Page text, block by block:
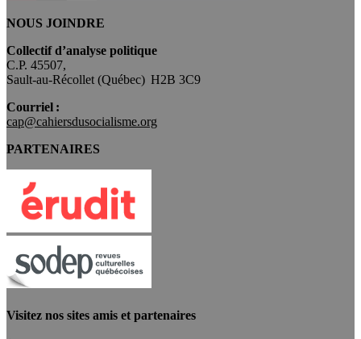
NOUS JOINDRE
Collectif d’analyse politique
C.P. 45507,
Sault-au-Récollet (Québec) H2B 3C9
Courriel :
cap@cahiersdusocialisme.org
PARTENAIRES
Visitez nos sites amis et partenaires